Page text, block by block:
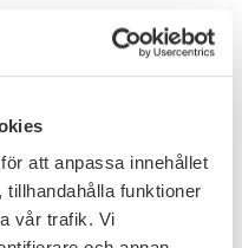
att anpassa innehållet
funktioner
vår trafik. Vi